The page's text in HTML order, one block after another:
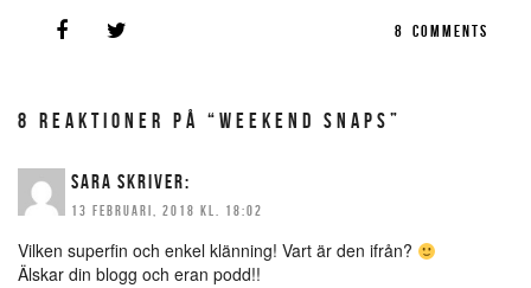
8 COMMENTS
8 REAKTIONER PÅ “WEEKEND SNAPS”
SARA SKRIVER:
13 FEBRUARI, 2018 KL. 18:02
Vilken superfin och enkel klänning! Vart är den ifrån?
Älskar din blogg och eran podd!!